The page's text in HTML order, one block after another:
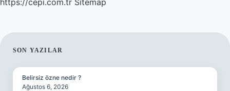
https://cepi.com.tr Sitemap
SIDEBAR
SON YAZILAR
Belirsiz özne nedir ?
Ağustos 6, 2026